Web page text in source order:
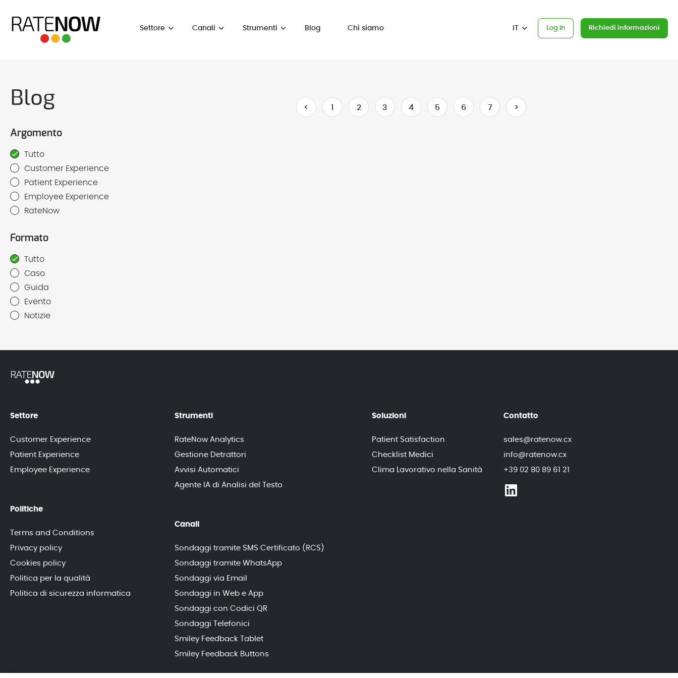
Settore Canali Strumenti Blog Chi siamo Richiedi informazioni
Log In
Blog
Argomento
Tutto
Customer Experience
Patient Experience
Employee Experience
RateNow
Formato
Tutto
Caso
Guida
Evento
Notizie
< 1 2 3 4 5 6 7 >
Settore
Customer Experience
Patient Experience
Employee Experience
Politiche
Terms and Conditions
Privacy policy
Cookies policy
Politica per la qualità
Politica di sicurezza informatica
Strumenti
RateNow Analytics
Gestione Detrattori
Avvisi Automatici
Agente IA di Analisi del Testo
Canali
Sondaggi tramite SMS Certificato (RCS)
Sondaggi tramite WhatsApp
Sondaggi via Email
Sondaggi in Web e App
Sondaggi con Codici QR
Sondaggi Telefonici
Smiley Feedback Tablet
Smiley Feedback Buttons
Soluzioni
Patient Satisfaction
Checklist Medici
Clima Lavorativo nella Sanità
Contatto
sales@ratenow.cx
info@ratenow.cx
+39 02 80 89 61 21